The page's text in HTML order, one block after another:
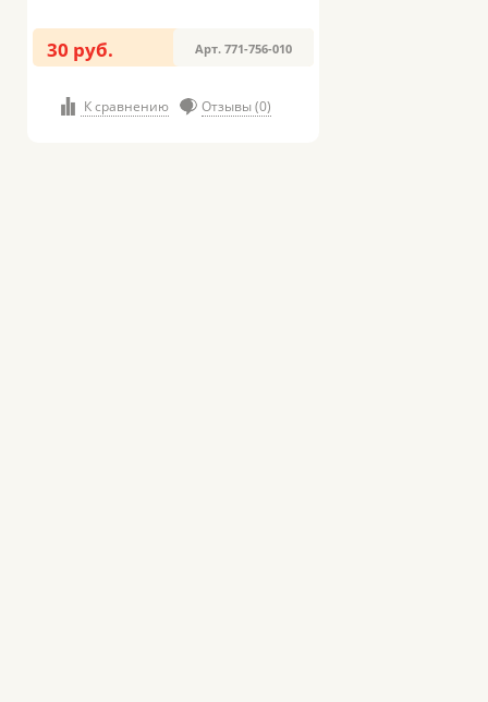
30 руб. Арт. 771-756-010
К сравнению Отзывы (0)